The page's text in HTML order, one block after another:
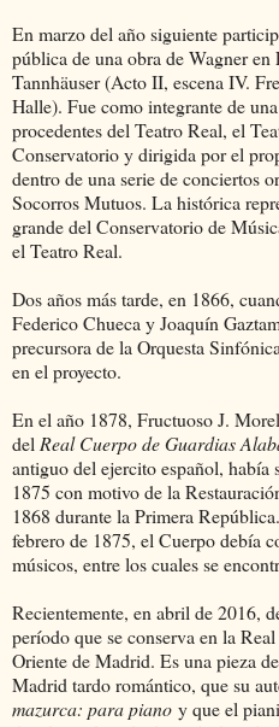
En marzo del año siguiente
pública de una obra de Wagner
Tannhäuser (Acto II, escena IV.
Halle). Fue como integrante de
procedentes del Teatro Real, el
Conservatorio y dirigida por el
dentro de una serie de conciertos
Socorros Mutuos. La histórica
grande del Conservatorio de
el Teatro Real.
Dos años más tarde, en 1866,
Federico Chueca y Joaquín
precursora de la Orquesta
en el proyecto.
En el año 1878, Fructuoso J.
del Real Cuerpo de Guardias
antiguo del ejercito español, había
1875 con motivo de la
1868 durante la Primera
febrero de 1875, el Cuerpo debía
músicos, entre los cuales se
Recientemente, en abril de 2016,
período que se conserva en la
Oriente de Madrid. Es una pieza
Madrid tardo romántico, que su
mazurca: para piano y que el